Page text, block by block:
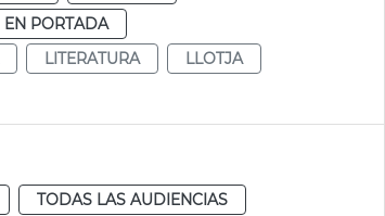
EN PORTADA
LITERATURA
LLOTJA
TODAS LAS AUDIENCIAS